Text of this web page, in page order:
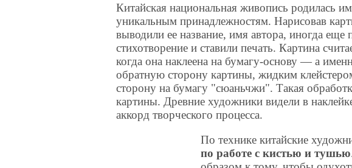
Китайская национальная живопись родилась
уникальным принадлежностям. Нарисовав
выводили ее название, имя автора, иногда еще
стихотворение и ставили печать. Картина
когда она наклеена на бумагу-основу — а
обратную сторону картины, жидким
сторону на бумагу "сюаньчжи". Такая
картины. Древние художники видели в
аккорд творческого процесса.
По технике китайские
по работе с кистью и тушью